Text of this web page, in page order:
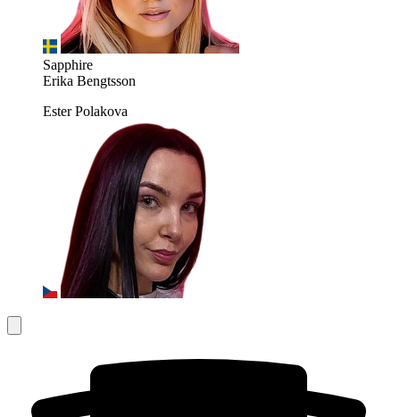
Sapphire
Erika Bengtsson
Ester Polakova